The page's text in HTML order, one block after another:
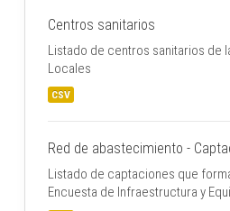
Centros sanitarios
Listado de centros sanitarios de
Locales
CSV
Red de abastecimiento -
Listado de captaciones que
Encuesta de Infraestructura y